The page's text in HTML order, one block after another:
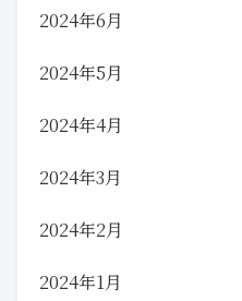
2024年6月
2024年5月
2024年4月
2024年3月
2024年2月
2024年1月